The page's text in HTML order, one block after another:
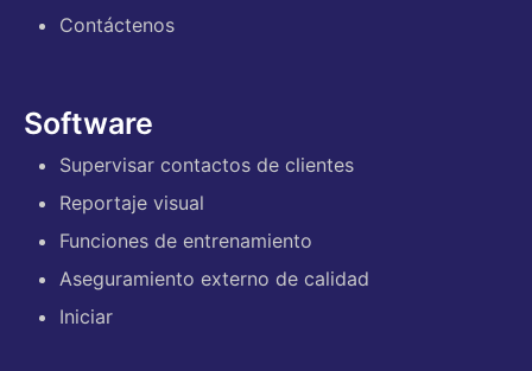
Contáctenos
Software
Supervisar contactos de clientes
Reportaje visual
Funciones de entrenamiento
Aseguramiento externo de calidad
Iniciar